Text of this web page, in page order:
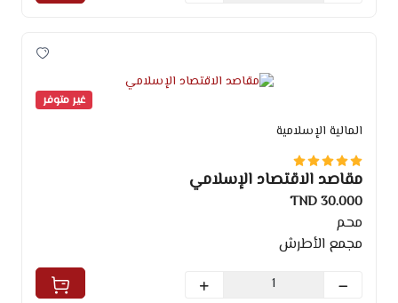
غير متوفر
المالية الإسلامية
مقاصد الاقتصاد الإسلامي
30.000 TND
محم
مجمع الأطرش